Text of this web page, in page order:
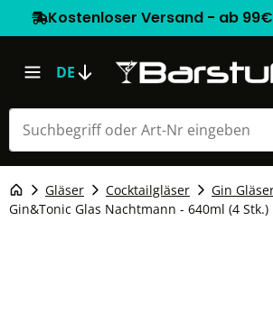
Kostenloser Versand - ab
DE
Gläser Cocktailgläser
Gin
Gin&Tonic Glas Nachtmann - 640ml (4 Stk.)